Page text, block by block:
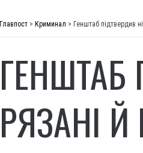
Главпост > Криминал > Генштаб підтвердив
ГЕНШТАБ
РЯЗАНІ